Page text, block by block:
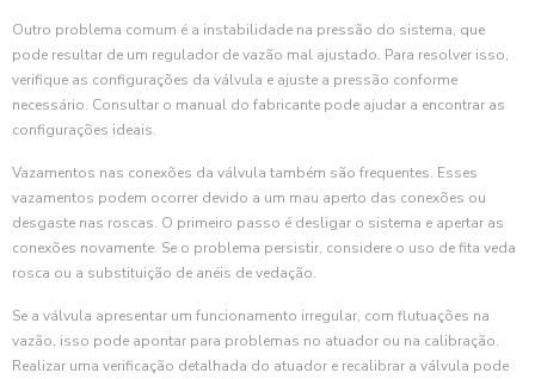
Outro problema comum é a instabilidade na pressão do sistema, que
pode resultar de um regulador de vazão mal ajustado. Para resolver isso,
verifique as configurações da válvula e ajuste a pressão conforme
necessário. Consultar o manual do fabricante pode ajudar a encontrar as
configurações ideais.
Vazamentos nas conexões da válvula também são frequentes. Esses
vazamentos podem ocorrer devido a um mau aperto das conexões ou
desgaste nas roscas. O primeiro passo é desligar o sistema e apertar as
conexões novamente. Se o problema persistir, considere o uso de fita veda
rosca ou a substituição de anéis de vedação.
Se a válvula apresentar um funcionamento irregular, com flutuações na
vazão, isso pode apontar para problemas no atuador ou na calibração.
Realizar uma verificação detalhada do atuador e recalibrar a válvula pode